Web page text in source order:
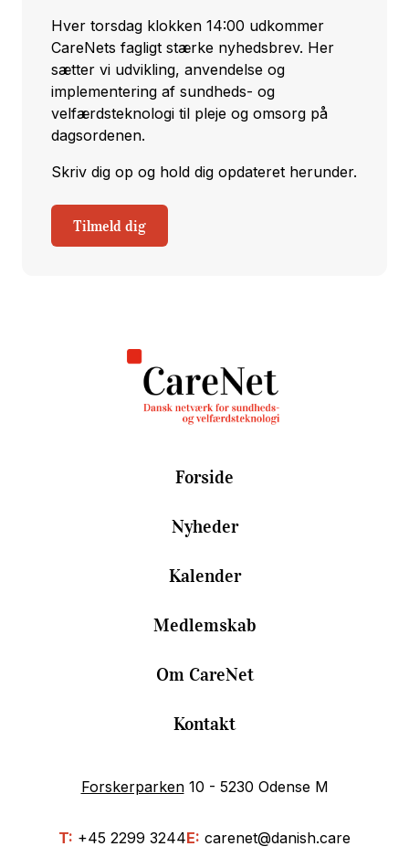
Hver torsdag klokken 14:00 udkommer
CareNets fagligt stærke nyhedsbrev. Her
sætter vi udvikling, anvendelse og
implementering af sundheds- og
velfærdsteknologi til pleje og omsorg på
dagsordenen.
Skriv dig op og hold dig opdateret herunder.
Tilmeld dig
Forside
Nyheder
Kalender
Medlemskab
Om CareNet
Kontakt
Forskerparken10 - 5230 Odense M
T: +45 2299 3244E: carenet@danish.care